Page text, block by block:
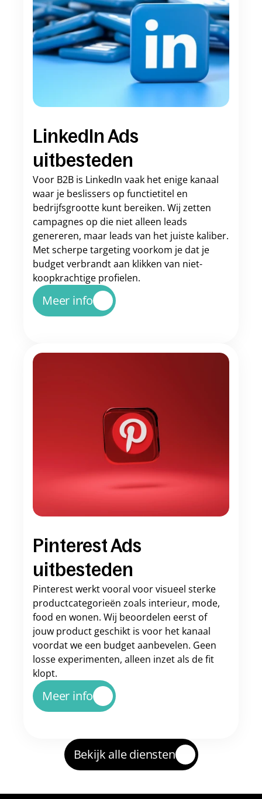
LinkedIn Ads
uitbesteden
Voor B2B is LinkedIn vaak het enige kanaal
waar je beslissers op functietitel en
bedrijfsgrootte kunt bereiken. Wij zetten
campagnes op die niet alleen leads
genereren, maar leads van het juiste kaliber.
Met scherpe targeting voorkom je dat je
budget verbrandt aan klikken van niet-
koopkrachtige profielen.
Meer info
Pinterest Ads
uitbesteden
Pinterest werkt vooral voor visueel sterke
productcategorieën zoals interieur, mode,
food en wonen. Wij beoordelen eerst of
jouw product geschikt is voor het kanaal
voordat we een budget aanbevelen. Geen
losse experimenten, alleen inzet als de fit
klopt.
Meer info
Bekijk alle diensten